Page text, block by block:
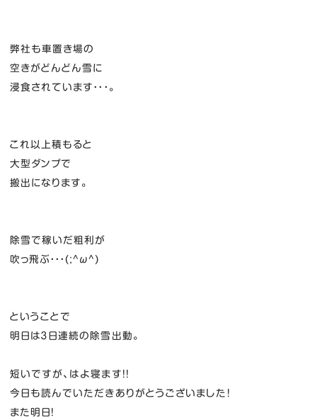
弊社も車置き場の
空きがどんどん雪に
浸食されています・・・。
これ以上積もると
大型ダンプで
搬出になります。
除雪で稼いだ粗利が
吹っ飛ぶ・・・(;^ω^)
ということで
明日は３日連続の除雪出動。
短いですが、はよ寝ます！！
今日も読んでいただきありがとうございました！
また明日！